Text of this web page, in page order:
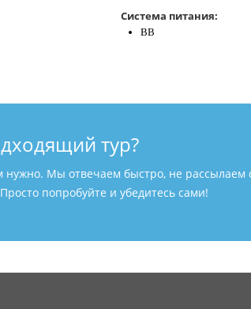
Система питания:
ВВ
тур?
нужно. Мы отвечаем быстро, не рассылаем
попробуйте и убедитесь сами!